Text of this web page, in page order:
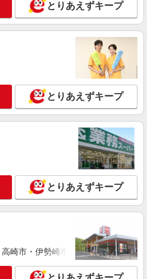
経験でも大丈夫◎研修が手厚い有料
円〜2062円 ＜日払い有/週払い有/交
≪最寄り駅：赤間駅≫
詳細を見る
／高級シニア向け住宅で日常生活
手伝い等
円〜2062円 ＜日払い有/週払い有/交
ソリン代含む)＞
≪最寄り駅：赤間駅≫
詳細を見る
とりあえずキープ
とりあえずキープ
とりあえずキープ
崎市・伊勢崎市・太田市・館林市